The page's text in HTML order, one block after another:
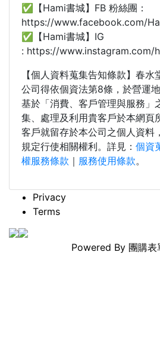
✅【Hami書城】FB 粉絲團：
https://www.facebook.com/
✅【Hami書城】IG
: https://www.instagram.com/
【個人資料蒐集告知條款】春
公司得依個資法第8條，於營運
基於「消費、客戶管理與服務」
集、處理及利用貴客戶於本網頁
客戶就留存於本公司之個人資料
規定行使相關權利。詳見： 個資
權服務條款 ｜ 服務使用條款。
Privacy
Terms
Powered By 團購表